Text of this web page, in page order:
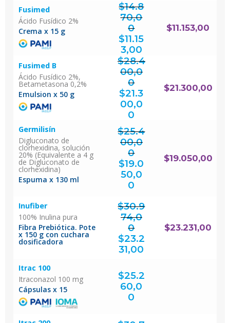
Fusimed
Ácido Fusídico 2%
Crema x 15 g
$14.8
70,0
0
El
precio
original
era:
$14.870,00.
$11.15
3,00Elprecio
actual
es:
$11.153,00.
$11.153,00
Fusimed B
Ácido Fusídico 2%,
Betametasona 0,2%
Emulsion x 50 g
$28.4
00,0
0
El
precio
original
era:
$28.400,00.
$21.3
00,0
0El
precio
$21.300,00
Germilisín
Digluconato de
clorhexidina, solución
20% (Equivalente a 4 g
de Digluconato de
clorhexidina)
Espuma x 130 ml
$25.4
00,0
0
El
precio
original
era:
$25.400,00.
$19.0
50,0
0El
precio
$19.050,00
Inufiber
100% Inulina pura
Fibra Prebiótica. Pote
x 150 g con cuchara
dosificadora
$30.9
74,0
0
El
precio
original
era:
$30.974,00.
$23.2
31,00El
$23.231,00
Itrac 100
Itraconazol 100 mg
Cápsulas x 15
$25.2
60,0
0